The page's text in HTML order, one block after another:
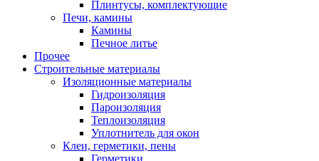
Плинтусы, комплектующие
Печи, камины
Камины
Печное литье
Прочее
Строительные материалы
Изоляционные материалы
Гидроизоляция
Пароизоляция
Теплоизоляция
Уплотнитель для окон
Клеи, герметики, пены
Герметики